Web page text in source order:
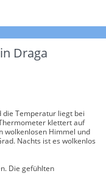
Draga
die Temperatur liegt bei
klettert auf
wolkenlosen Himmel und
Nachts ist es wolkenlos
Die gefühlten